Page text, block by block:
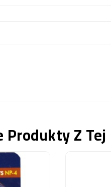
Produkty Z